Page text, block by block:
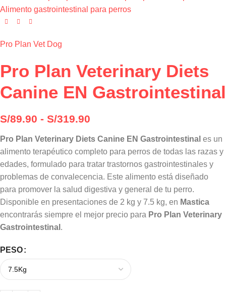
Alimento gastrointestinal para perros
Pro Plan Vet Dog
Pro Plan Veterinary Diets
Canine EN Gastrointestinal
S/89.90 - S/319.90
Pro Plan Veterinary Diets Canine EN Gastrointestinal es un
alimento terapéutico completo para perros de todas las razas y
edades, formulado para tratar trastornos gastrointestinales y
problemas de convalecencia. Este alimento está diseñado
para promover la salud digestiva y general de tu perro.
Disponible en presentaciones de 2 kg y 7.5 kg, en Mastica
encontrarás siempre el mejor precio para Pro Plan Veterinary
Gastrointestinal .
PESO